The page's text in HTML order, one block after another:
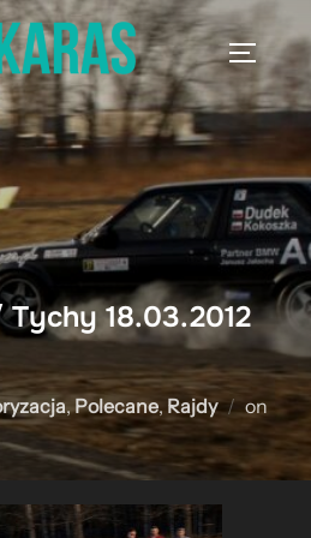
18.03.2012
,Polecane, Rajdy on